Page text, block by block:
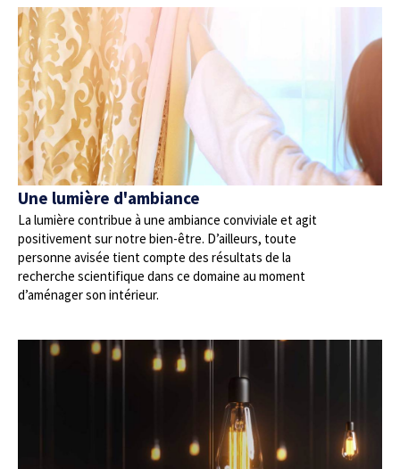
Une lumière d'ambiance
La lumière contribue à une ambiance conviviale et agit
positivement sur notre bien-être. D’ailleurs, toute
personne avisée tient compte des résultats de la
recherche scientifique dans ce domaine au moment
d’aménager son intérieur.